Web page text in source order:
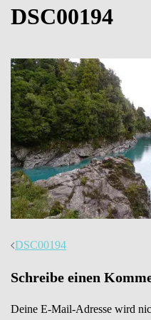
DSC00194
Beitrags-
DSC00194
Schreibe einen
Deine E-Mail-Adresse wird